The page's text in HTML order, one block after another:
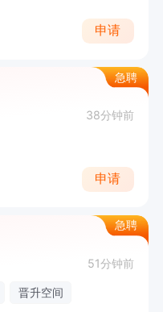
申请
急聘
38分钟前
申请
急聘
51分钟前
晋升空间